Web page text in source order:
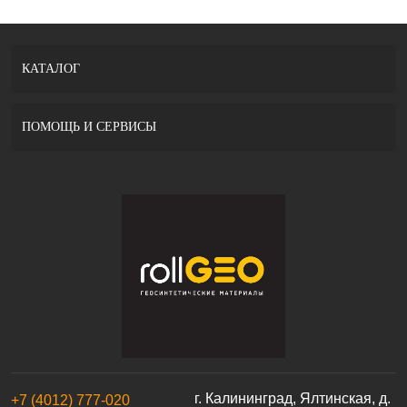
г. Калининград, Ялтинская, д.
+7 (4012) 777-020
КАТАЛОГ
ПОМОЩЬ И СЕРВИСЫ